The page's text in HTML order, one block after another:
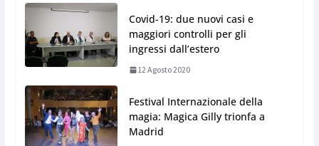
Covid-19: due nuovi casi e
maggiori controlli per gli
ingressi dall’estero
12 Agosto 2020
Festival Internazionale della
magia: Magica Gilly trionfa a
Madrid